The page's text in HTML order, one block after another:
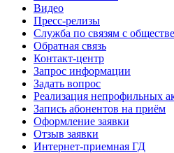
Видео
Пресс-релизы
Служба по связям с
Обратная связь
Контакт-центр
Запрос информации
Задать вопрос
Реализация непрофильных
Запись абонентов на приём
Оформление заявки
Отзыв заявки
Интернет-приемная ГД